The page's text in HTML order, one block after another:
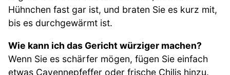
Hühnchen fast gar ist, und braten Sie es kurz mit,
bis es durchgewärmt ist.
Wie kann ich das Gericht würziger machen?
Wenn Sie es schärfer mögen, fügen Sie einfach
etwas Cayennepfeffer oder frische Chilis hinzu.